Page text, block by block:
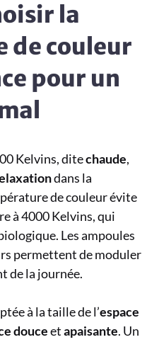
la
de couleur
pour un
Kelvins, ditechaude,
dans la
de couleur évite
à 4000 Kelvins, qui
Les ampoules
permettent de moduler
de la journée.
à la taille de l’espace
douceetapaisante. Un